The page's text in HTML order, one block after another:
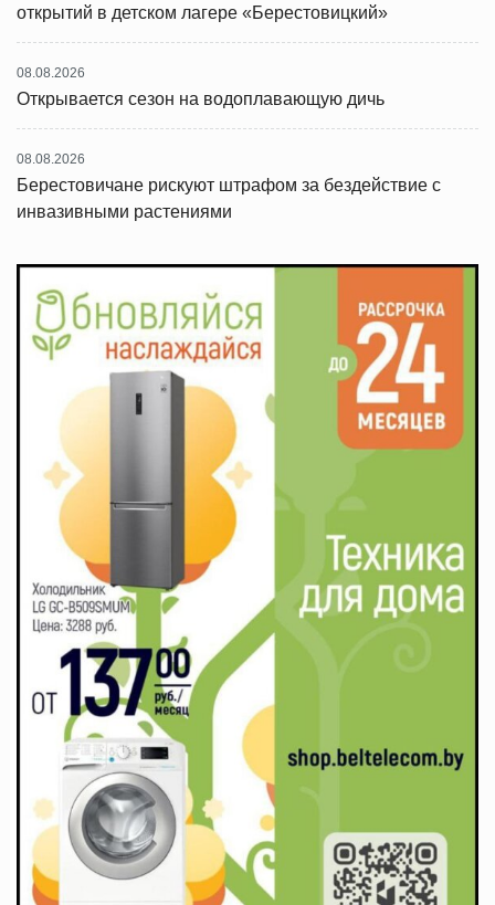
открытий в детском лагере «Берестовицкий»
08.08.2026
Открывается сезон на водоплавающую дичь
08.08.2026
Берестовичане рискуют штрафом за бездействие с
инвазивными растениями